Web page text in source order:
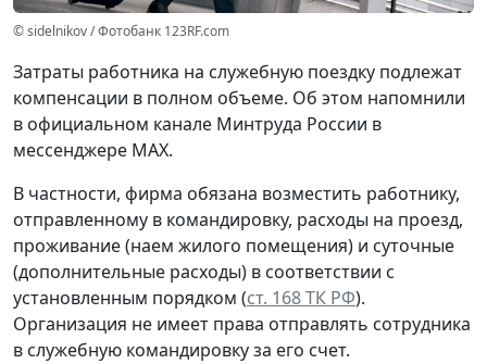
© sidelnikov / Фотобанк 123RF.com
Затраты работника на служебную поездку подлежат
компенсации в полном объеме. Об этом напомнили
в официальном канале Минтруда России в
мессенджере МАХ.
В частности, фирма обязана возместить работнику,
отправленному в командировку, расходы на проезд,
проживание (наем жилого помещения) и суточные
(дополнительные расходы) в соответствии с
установленным порядком (ст. 168 ТК РФ).
Организация не имеет права отправлять сотрудника
в служебную командировку за его счет.